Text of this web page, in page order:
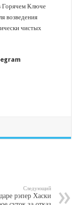
Горячем Ключе
возведения
чистых
Следующий
рэпер Хаски